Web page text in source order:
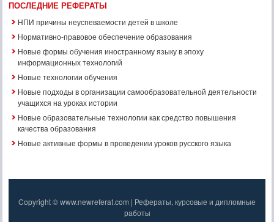
ПОСЛЕДНИЕ РЕФЕРАТЫ
НПИ причины неуспеваемости детей в школе
Нормативно-правовое обеспечение образования
Новые формы обучения иностранному языку в эпоху
информационных технологий
Новые технологии обучения
Новые подходы в организации самообразовательной деятельности
учащихся на уроках истории
Новые образовательные технологии как средство повышения
качества образования
Новые активные формы в проведении уроков русского языка
Copyright © www.newreferat.com | Рефераты, курсовые и дипломные
работы